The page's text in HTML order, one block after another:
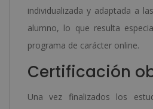
individualizada y adaptada a
alumno, lo que resulta
programa de carácter online.
Certificación
Una vez finalizados los